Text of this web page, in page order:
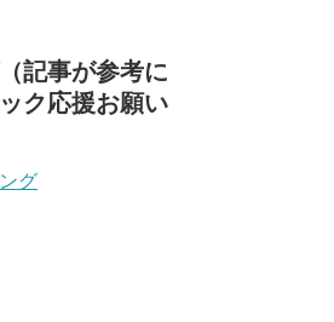
記事が参考に
ク応援お願い
グ